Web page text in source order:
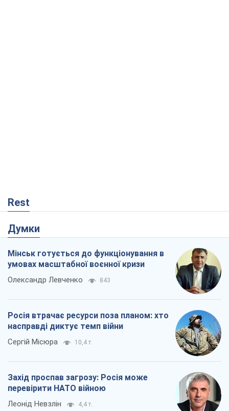
Rest
Думки
Мінськ готується до функціонування в
умовах масштабної воєнної кризи
Олександр Левченко 843
Росія втрачає ресурси поза планом: хто
насправді диктує темп війни
Сергій Місюра 10,4 т.
Захід проспав загрозу: Росія може
перевірити НАТО війною
Леонід Невзлін 4,4 т.